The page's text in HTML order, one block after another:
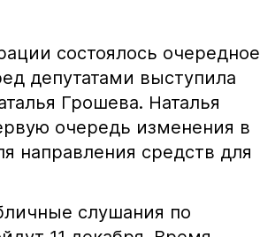
состоялось очередное
депутатами выступила
Грошева. Наталья
очередь изменения в
направления средств для
слушания по